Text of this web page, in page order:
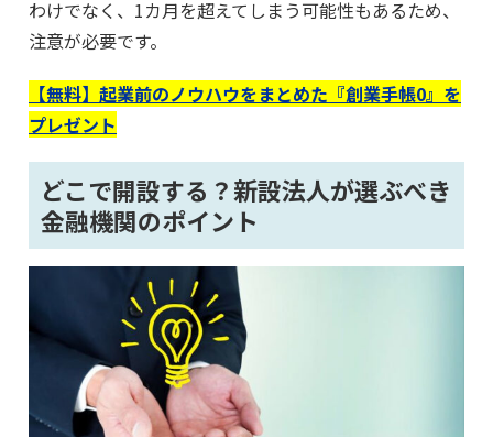
わけでなく、1カ月を超えてしまう可能性もあるため、
注意が必要です。
【無料】起業前のノウハウをまとめた『創業手帳0』を
プレゼント
どこで開設する？新設法人が選ぶべき
金融機関のポイント